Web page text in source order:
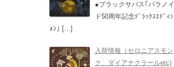
●ブラックサバス｢パラノイ
ド50周年記念ﾃﾞﾗｯｸｽｴﾃﾞｨｼ
ｮﾝ｣ […]
入荷情報（セロニアスモン
ク、ダイアナクラールetc)